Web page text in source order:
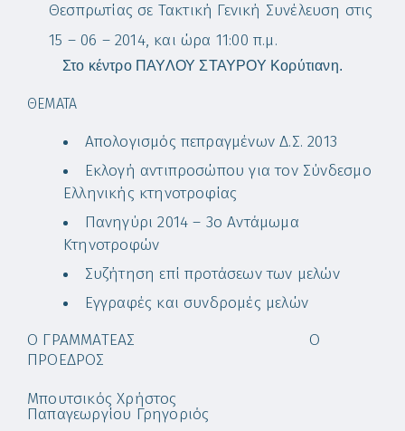
Θεσπρωτίας σε Τακτική Γενική Συνέλευση στις
15 – 06 – 2014, και ώρα 11:00 π.μ.
Στο κέντρο ΠΑΥΛΟΥ ΣΤΑΥΡΟΥ Κορύτιανη.
ΘΕΜΑΤΑ
Απολογισμός πεπραγμένων Δ.Σ. 2013
Εκλογή αντιπροσώπου για τον Σύνδεσμο
Ελληνικής κτηνοτροφίας
Πανηγύρι 2014 – 3ο Αντάμωμα
Κτηνοτροφών
Συζήτηση επί προτάσεων των μελών
Εγγραφές και συνδρομές μελών
Ο ΓΡΑΜΜΑΤΕΑΣ Ο
ΠΡΟΕΔΡΟΣ
Μπουτσικός Χρήστος
Παπαγεωργίου Γρηγοριός